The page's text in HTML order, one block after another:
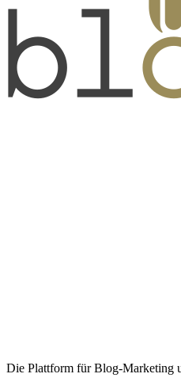
Die Plattform für Blog-Marketing